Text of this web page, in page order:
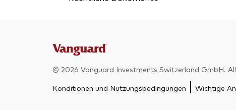
© 2026 Vanguard Investments Switzerland GmbH.
Konditionen und Nutzungsbedingungen Wichtige